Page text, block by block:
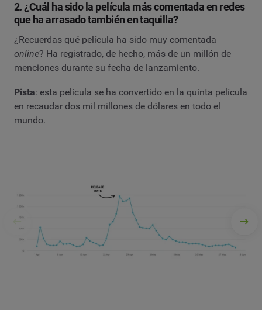
2. ¿Cuál ha sido la película más comentada en redes
que ha arrasado también en taquilla?
¿Recuerdas qué película ha sido muy comentada
online? Ha registrado, de hecho, más de un millón de
menciones durante su fecha de lanzamiento.
Pista: esta película se ha convertido en la quinta película
en recaudar dos mil millones de dólares en todo el
mundo.